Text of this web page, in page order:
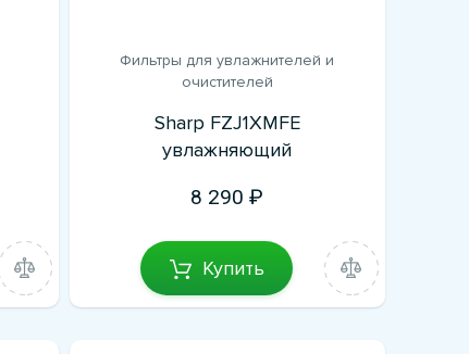
Фильтры для увлажнителей и
очистителей
Sharp FZJ1XMFE
увлажняющий
8 290
Купить